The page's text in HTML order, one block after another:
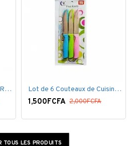
Pédale De Traction Corde Ressort avec poignée pédale de Pied Lot de 6 Couteaux de Cuisine ( 20,5cm ) - Inox Bleu Rose VERT
1,500FCFA 2,000FCFA
TOUS LES PRODUITS